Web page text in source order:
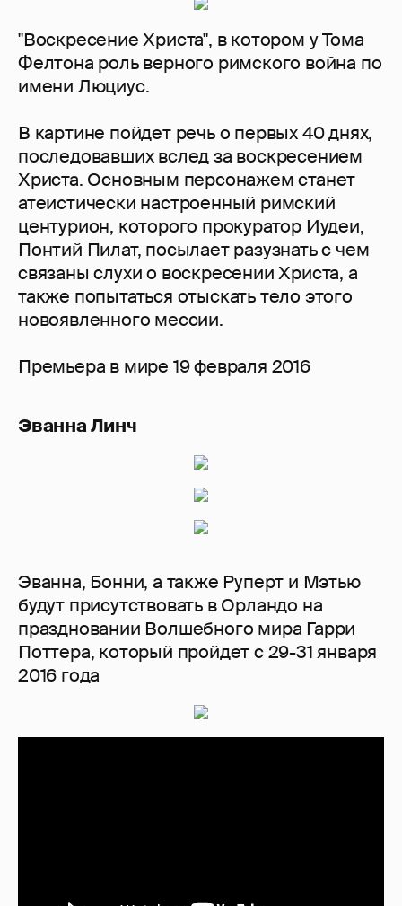
"Воскресение Христа", в котором у Тома
Фелтона роль верного римского война по
имени Люциус.
В картине пойдет речь о первых 40 днях,
последовавших вслед за воскресением
Христа. Основным персонажем станет
атеистически настроенный римский
центурион, которого прокуратор Иудеи,
Понтий Пилат, посылает разузнать с чем
связаны слухи о воскресении Христа, а
также попытаться отыскать тело этого
новоявленного мессии.
Премьера в мире 19 февраля 2016
Эванна Линч
Эванна, Бонни, а также Руперт и Мэтью
будут присутствовать в Орландо на
праздновании Волшебного мира Гарри
Поттера, который пройдет с 29-31 января
2016 года